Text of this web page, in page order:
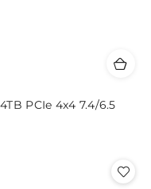
PCIe 4x4 7.4/6.5